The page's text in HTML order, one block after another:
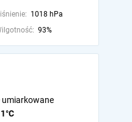
1018 hPa
93%
umiarkowane